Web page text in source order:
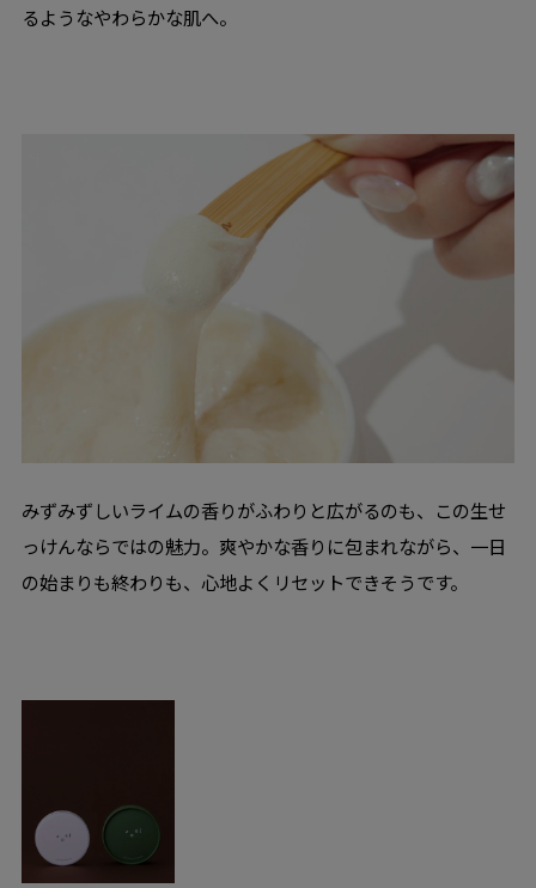
るようなやわらかな肌へ。
みずみずしいライムの香りがふわりと広がるのも、この生せ
っけんならではの魅力。爽やかな香りに包まれながら、一日
の始まりも終わりも、心地よくリセットできそうです。